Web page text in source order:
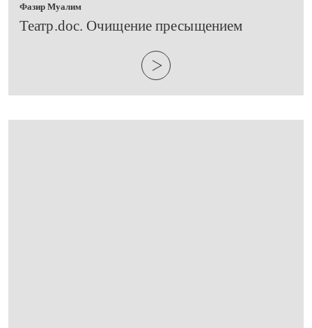
Фазир Муалим
​Театр.doc. Очищение пресыщением